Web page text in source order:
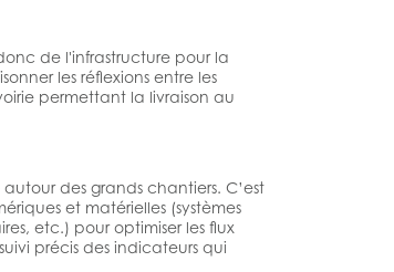
de l'infrastructure pour la
les réflexions entre les
permettant la livraison au
des grands chantiers. C’est
et matérielles (systèmes
etc.) pour optimiser les flux
précis des indicateurs qui